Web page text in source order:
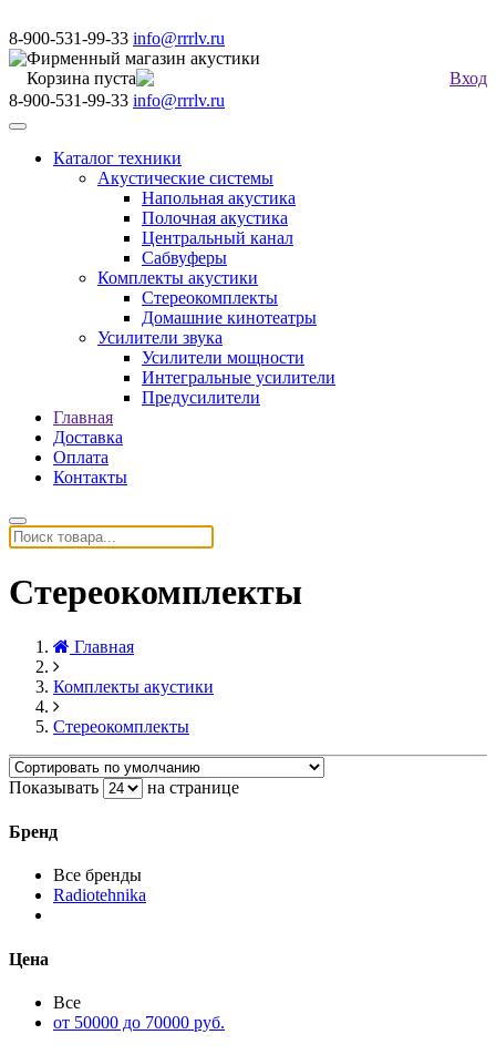
8-900-531-99-33 info@rrrlv.ru
Фирменный магазин акустики
Корзина пуста
Вход
8-900-531-99-33 info@rrrlv.ru
Меню
Каталог техники
Акустические системы
Напольная акустика
Полочная акустика
Центральный канал
Сабвуферы
Комплекты акустики
Стереокомплекты
Домашние кинотеатры
Усилители звука
Усилители мощности
Интегральные усилители
Предусилители
Главная
Доставка
Оплата
Контакты
Стереокомплекты
Главная
Комплекты акустики
Стереокомплекты
Показывать на странице
Бренд
Все бренды
Radiotehnika
Цена
Все
от 50000 до 70000 руб.